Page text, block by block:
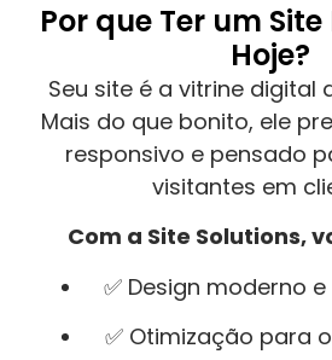
Por que Ter um
Hoje?
Seu site é a vitrine digital
Mais do que bonito, ele
responsivo e pensado
visitantes em
Com a Site Solutions,
✅ Design moderno
✅ Otimização para